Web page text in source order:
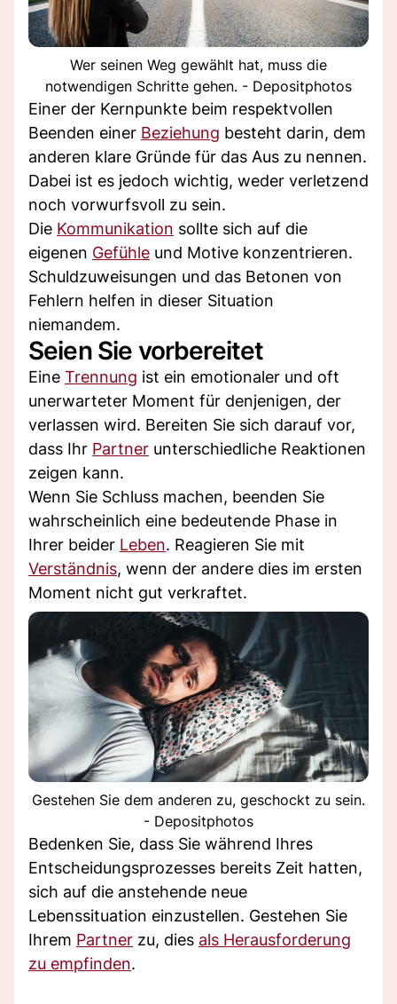
Wer seinen Weg gewählt hat, muss die
notwendigen Schritte gehen. - Depositphotos
Einer der Kernpunkte beim respektvollen
Beenden einer Beziehung besteht darin, dem
anderen klare Gründe für das Aus zu nennen.
Dabei ist es jedoch wichtig, weder verletzend
noch vorwurfsvoll zu sein.
Die Kommunikation sollte sich auf die
eigenen Gefühle und Motive konzentrieren.
Schuldzuweisungen und das Betonen von
Fehlern helfen in dieser Situation
niemandem.
Seien Sie vorbereitet
Eine Trennung ist ein emotionaler und oft
unerwarteter Moment für denjenigen, der
verlassen wird. Bereiten Sie sich darauf vor,
dass Ihr Partner unterschiedliche Reaktionen
zeigen kann.
Wenn Sie Schluss machen, beenden Sie
wahrscheinlich eine bedeutende Phase in
Ihrer beider Leben. Reagieren Sie mit
Verständnis, wenn der andere dies im ersten
Moment nicht gut verkraftet.
Gestehen Sie dem anderen zu, geschockt zu sein.
- Depositphotos
Bedenken Sie, dass Sie während Ihres
Entscheidungsprozesses bereits Zeit hatten,
sich auf die anstehende neue
Lebenssituation einzustellen. Gestehen Sie
Ihrem Partner zu, dies als Herausforderung
zu empfinden.